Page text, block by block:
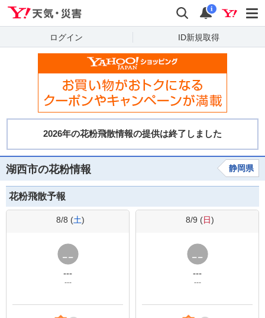
検索 通知
i
ログイン ID新規取得
湖西市の花粉情報 静岡県
花粉飛散予報
8/8 (土)
---
---
8/9 (日)
---
---